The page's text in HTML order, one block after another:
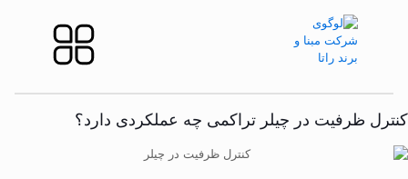
کنترل ظرفیت در چیلر تراکمی چه عملکردی دارد؟